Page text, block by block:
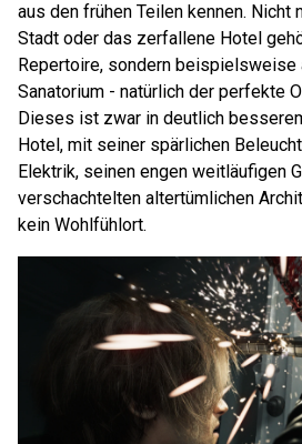
aus den frühen Teilen kennen. Nicht
Stadt oder das zerfallene Hotel
Repertoire, sondern beispielsweise
Sanatorium - natürlich der perfekte
Dieses ist zwar in deutlich
Hotel, mit seiner spärlichen
Elektrik, seinen engen weitläufigen
verschachtelten altertümlichen
kein Wohlfühlort.